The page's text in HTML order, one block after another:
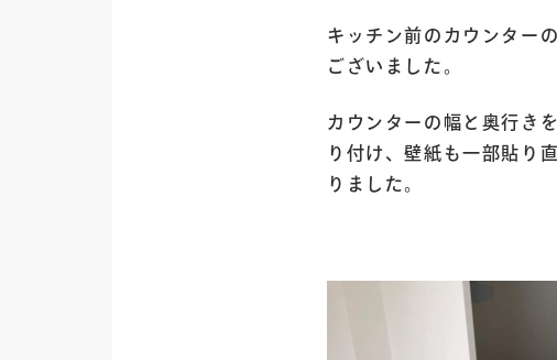
キッチン前のカウンター
ございました。
カウンターの幅と奥行き
り付け、壁紙も一部貼り
りました。